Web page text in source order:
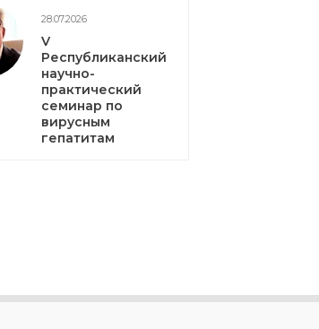
28.07.2026
V
Республиканский
научно-
практический
семинар по
вирусным
гепатитам